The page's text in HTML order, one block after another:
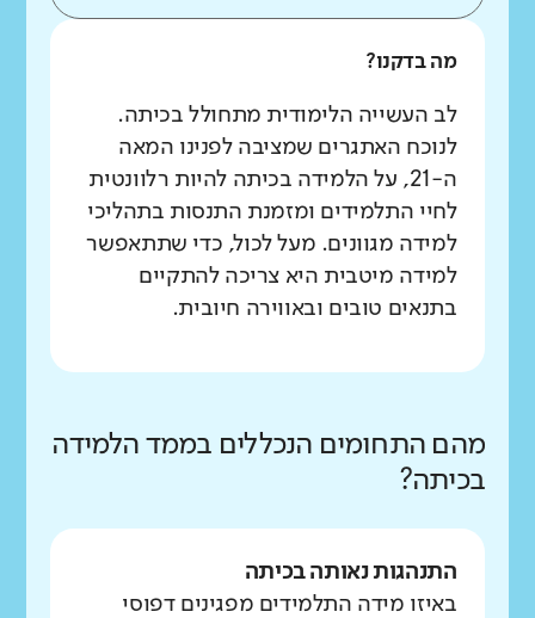
מה בדקנו?
לב העשייה הלימודית מתחולל בכיתה.
לנוכח האתגרים שמציבה לפנינו המאה
ה-21, על הלמידה בכיתה להיות רלוונטית
לחיי התלמידים ומזמנת התנסות בתהליכי
למידה מגוונים. מעל לכול, כדי שתתאפשר
למידה מיטבית היא צריכה להתקיים
בתנאים טובים ובאווירה חיובית.
מהם התחומים הנכללים בממד הלמידה
בכיתה?
התנהגות נאותה בכיתה
באיזו מידה התלמידים מפגינים דפוסי